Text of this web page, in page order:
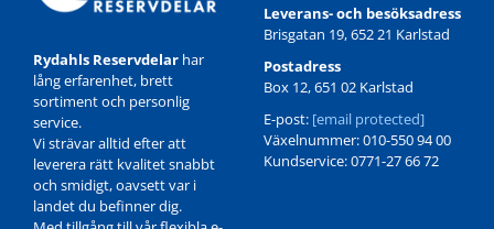
Rydahls Reservdelar har
lång erfarenhet, brett
sortiment och personlig
service.
Vi strävar alltid efter att
leverera rätt kvalitet snabbt
och smidigt, oavsett var i
landet du befinner dig.
Leverans- och besöksadress
Brisgatan 19, 652 21 Karlstad
Postadress
Box 12, 651 02 Karlstad
E-post: [email protected]
Växelnummer: 010-550 94 00
Kundservice: 0771-27 66 72